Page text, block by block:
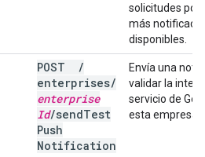
solicitudes
más
disponibles.
POST
/
enterprises/
enterprise
Id/sendTest
Push
Notification
Envía una
validar la
servicio de
esta empresa.